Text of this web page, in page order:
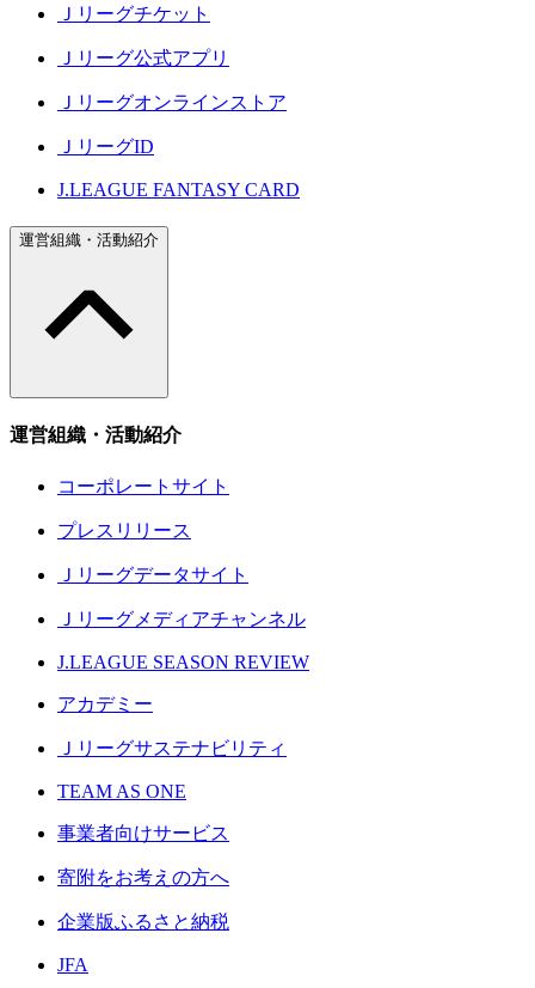
Ｊリーグチケット
Ｊリーグ公式アプリ
Ｊリーグオンラインストア
ＪリーグID
J.LEAGUE FANTASY CARD
運営組織・活動紹介
運営組織・活動紹介
コーポレートサイト
プレスリリース
Ｊリーグデータサイト
Ｊリーグメディアチャンネル
J.LEAGUE SEASON REVIEW
アカデミー
Ｊリーグサステナビリティ
TEAM AS ONE
事業者向けサービス
寄附をお考えの方へ
企業版ふるさと納税
JFA